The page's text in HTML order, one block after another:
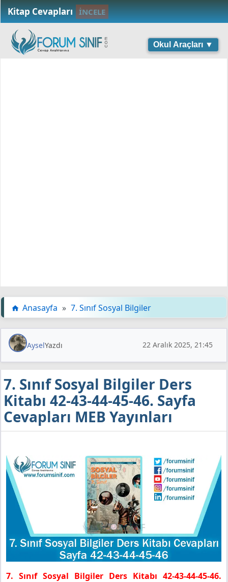
Kitap Cevapları İNCELE
Okul Araçları ▼
Anasayfa » 7. Sınıf Sosyal Bilgiler
AyselYazdı 22 Aralık 2025, 21:45
7. Sınıf Sosyal Bilgiler Ders
Kitabı 42-43-44-45-46. Sayfa
Cevapları MEB Yayınları
7. Sınıf Sosyal Bilgiler Ders Kitabı 42-43-44-45-46.